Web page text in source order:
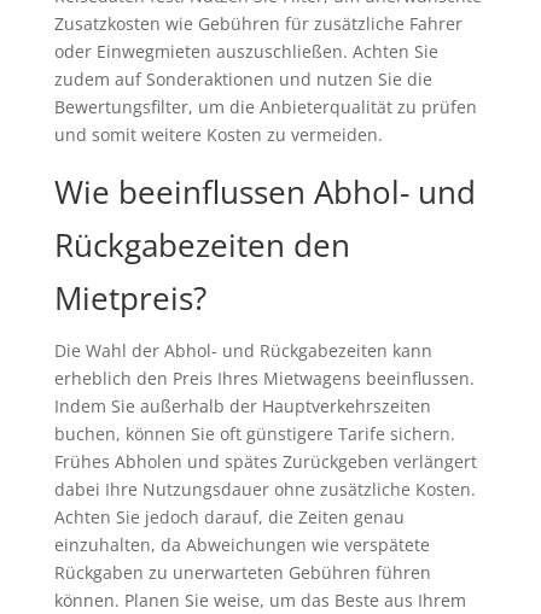
Zusatzkosten wie Gebühren für zusätzliche Fahrer
oder Einwegmieten auszuschließen. Achten Sie
zudem auf Sonderaktionen und nutzen Sie die
Bewertungsfilter, um die Anbieterqualität zu prüfen
und somit weitere Kosten zu vermeiden.
Wie beeinflussen Abhol- und
Rückgabezeiten den
Mietpreis?
Die Wahl der Abhol- und Rückgabezeiten kann
erheblich den Preis Ihres Mietwagens beeinflussen.
Indem Sie außerhalb der Hauptverkehrszeiten
buchen, können Sie oft günstigere Tarife sichern.
Frühes Abholen und spätes Zurückgeben verlängert
dabei Ihre Nutzungsdauer ohne zusätzliche Kosten.
Achten Sie jedoch darauf, die Zeiten genau
einzuhalten, da Abweichungen wie verspätete
Rückgaben zu unerwarteten Gebühren führen
können. Planen Sie weise, um das Beste aus Ihrem